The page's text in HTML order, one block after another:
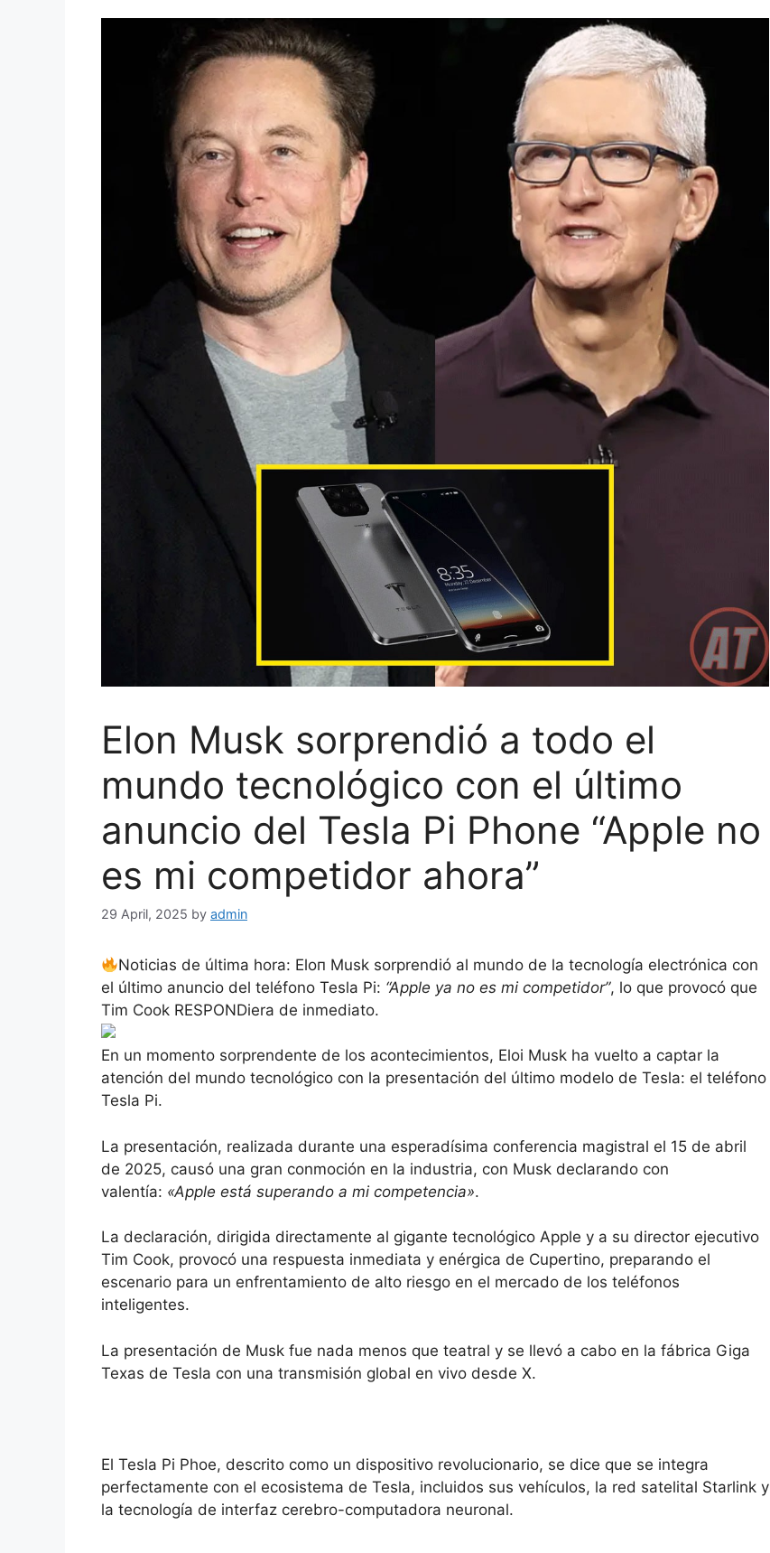
Elon Musk sorprendió a todo el
mundo tecnológico con el último
anuncio del Tesla Pi Phone “Apple no
es mi competidor ahora”
29 April, 2025 by admin
Noticias de última hora: Eloп Musk sorprendió al mundo de la tecnología electrónica con
el último anuncio del teléfono Tesla Pi: “Apple ya no es mi competidor”, lo que provocó que
Tim Cook RESPONDiera de inmediato.
En un momento sorprendente de los acontecimientos, Eloi Musk ha vuelto a captar la
atención del mundo tecnológico con la presentación del último modelo de Tesla: el teléfono
Tesla Pi.
La presentación, realizada durante una esperadísima conferencia magistral el 15 de abril
de 2025, causó una gran conmoción en la industria, con Musk declarando con
valentía: «Apple está superando a mi competencia».
La declaración, dirigida directamente al gigante tecnológico Apple y a su director ejecutivo
Tim Cook, provocó una respuesta inmediata y enérgica de Cupertino, preparando el
escenario para un enfrentamiento de alto riesgo en el mercado de los teléfonos
inteligentes.
La presentación de Musk fue nada menos que teatral y se llevó a cabo en la fábrica Giga
Texas de Tesla con una transmisión global en vivo desde X.
El Tesla Pi Phoe, descrito como un dispositivo revolucionario, se dice que se integra
perfectamente con el ecosistema de Tesla, incluidos sus vehículos, la red satelital Starlink y
la tecnología de interfaz cerebro-computadora neuronal.